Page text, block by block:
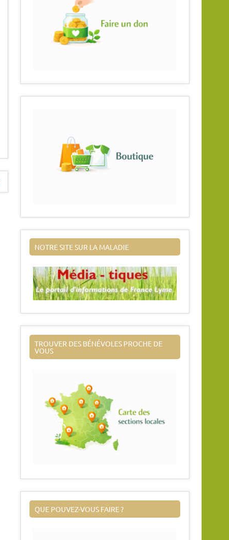
NOTRE SITE SUR LA MALADIE
TROUVER DES BÉNÉVOLES PROCHE DE
VOUS
QUE POUVEZ-VOUS FAIRE ?